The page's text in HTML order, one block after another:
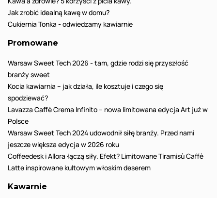
Jak zrobić idealną kawę w domu?
Cukiernia Tonka - odwiedzamy kawiarnie
Promowane
Warsaw Sweet Tech 2026 - tam, gdzie rodzi się przyszłość
branży sweet
Kocia kawiarnia – jak działa, ile kosztuje i czego się
spodziewać?
Lavazza Caffè Crema Infinito – nowa limitowana edycja Art już w
Polsce
Warsaw Sweet Tech 2024 udowodnił siłę branży. Przed nami
jeszcze większa edycja w 2026 roku
Coffeedesk i Allora łączą siły. Efekt? Limitowane Tiramisù Caffè
Latte inspirowane kultowym włoskim deserem
Kawarnie